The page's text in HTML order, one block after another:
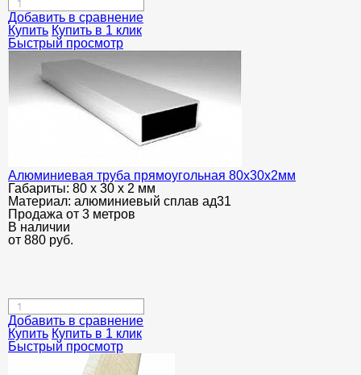
Добавить в сравнение
Купить Купить в 1 клик
Быстрый просмотр
Алюминиевая труба прямоугольная 80х30х2мм
Габариты: 80 х 30 х 2 мм
Материал: алюминиевый сплав ад31
Продажа от 3 метров
В наличии
от 880 руб.
Добавить в сравнение
Купить Купить в 1 клик
Быстрый просмотр